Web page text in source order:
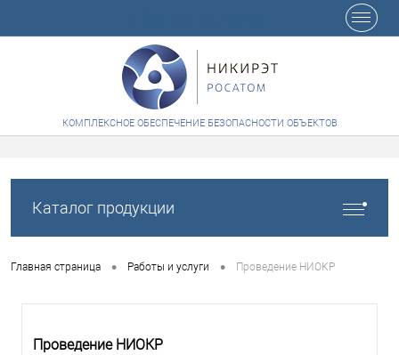
КОМПЛЕКСНОЕ ОБЕСПЕЧЕНИЕ БЕЗОПАСНОСТИ ОБЪЕКТОВ
Каталог продукции
Главная страница • Работы и услуги • Проведение НИОКР
Проведение НИОКР